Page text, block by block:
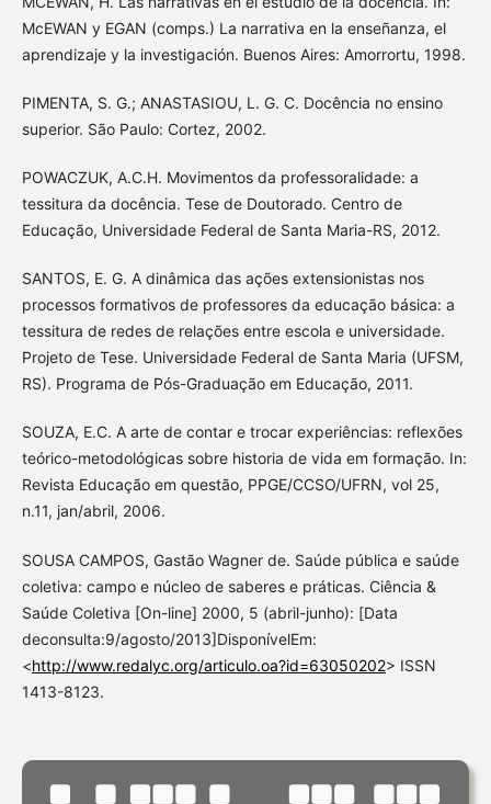
McEWAN y EGAN (comps.) La narrativa en la enseñanza, el
aprendizaje y la investigación. Buenos Aires: Amorrortu, 1998.
PIMENTA, S. G.; ANASTASIOU, L. G. C. Docência no ensino
superior. São Paulo: Cortez, 2002.
POWACZUK, A.C.H. Movimentos da professoralidade: a
tessitura da docência. Tese de Doutorado. Centro de
Educação, Universidade Federal de Santa Maria-RS, 2012.
SANTOS, E. G. A dinâmica das ações extensionistas nos
processos formativos de professores da educação básica: a
tessitura de redes de relações entre escola e universidade.
Projeto de Tese. Universidade Federal de Santa Maria (UFSM,
RS). Programa de Pós-Graduação em Educação, 2011.
SOUZA, E.C. A arte de contar e trocar experiências: reflexões
teórico-metodológicas sobre historia de vida em formação. In:
Revista Educação em questão, PPGE/CCSO/UFRN, vol 25,
n.11, jan/abril, 2006.
SOUSA CAMPOS, Gastão Wagner de. Saúde pública e saúde
coletiva: campo e núcleo de saberes e práticas. Ciência &
Saúde Coletiva [On-line] 2000, 5 (abril-junho): [Data
deconsulta:9/agosto/2013]DisponívelEm:
<http://www.redalyc.org/articulo.oa?id=63050202> ISSN
1413-8123.